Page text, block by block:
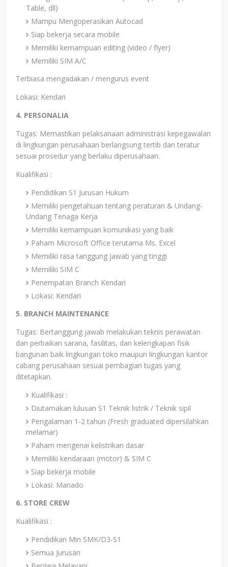
Table, dll)
Mampu Mengoperasikan Autocad
Siap bekerja secara mobile
Memiliki kemampuan editing (video / flyer)
Memiliki SIM A/C
Terbiasa mengadakan / mengurus event
Lokasi: Kendari
4. PERSONALIA
Tugas: Memastikan pelaksanaan administrasi kepegawalan
di lingkungan perusahaan berlangsung tertib dan teratur
sesuai prosedur yang berlaku diperusahaan.
Kualifikasi :
Pendidikan S1 Jurusan Hukum
Memiliki pengetahuan tentang peraturan & Undang-
Undang Tenaga Kerja
Memiliki kemampuan komunikasi yang baik
Paham Microsoft Office terutama Ms. Excel
Memiliki rasa tanggung jawab yang tinggi
Memiliki SIM C
Penempatan Branch Kendari
Lokasi: Kendari
5. BRANCH MAINTENANCE
Tugas: Bertanggung jawab melakukan teknis perawatan
dan perbaikan sarana, fasilitas, dan kelengkapan fisik
bangunan baik lingkungan toko maupun lingkungan kantor
cabang perusahaan sesuai pembagian tugas yang
ditetapkan.
Kualifikasi :
Diutamakan lulusan S1 Teknik listrik / Teknik sipil
Pengalaman 1-2 tahun (Fresh graduated dipersilahkan
melamar)
Paham mengenai kelistrikan dasar
Memiliki kendaraan (motor) & SIM C
Siap bekerja mobile
Lokasi: Manado
6. STORE CREW
Kualifikasi :
Pendidikan Min SMK/D3-S1
Semua Jurusan